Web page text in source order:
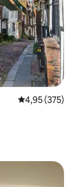
4,95 av 5 i
4,95 (375)